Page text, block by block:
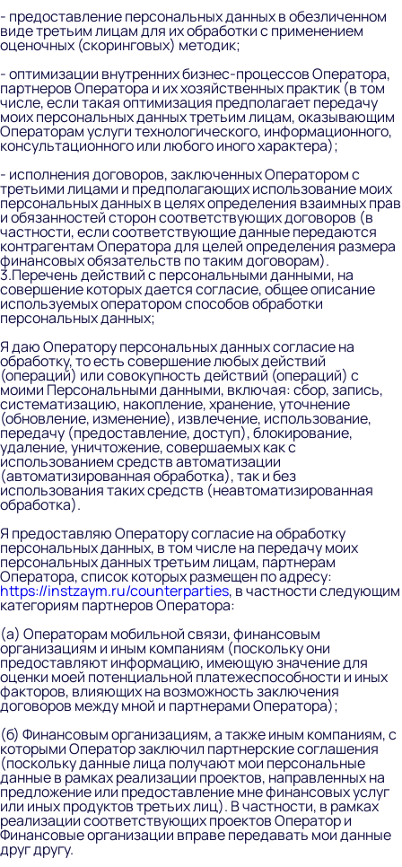
- предоставление персональных данных в обезличенном
виде третьим лицам для их обработки с применением
оценочных (скоринговых) методик;
- оптимизации внутренних бизнес-процессов Оператора,
партнеров Оператора и их хозяйственных практик (в том
числе, если такая оптимизация предполагает передачу
моих персональных данных третьим лицам, оказывающим
Операторам услуги технологического, информационного,
консультационного или любого иного характера);
- исполнения договоров, заключенных Оператором с
третьими лицами и предполагающих использование моих
персональных данных в целях определения взаимных прав
и обязанностей сторон соответствующих договоров (в
частности, если соответствующие данные передаются
контрагентам Оператора для целей определения размера
финансовых обязательств по таким договорам).
3.Перечень действий с персональными данными, на
совершение которых дается согласие, общее описание
используемых оператором способов обработки
персональных данных;
Я даю Оператору персональных данных согласие на
обработку, то есть совершение любых действий
(операций) или совокупность действий (операций) с
моими Персональными данными, включая: сбор, запись,
систематизацию, накопление, хранение, уточнение
(обновление, изменение), извлечение, использование,
передачу (предоставление, доступ), блокирование,
удаление, уничтожение, совершаемых как с
использованием средств автоматизации
(автоматизированная обработка), так и без
использования таких средств (неавтоматизированная
обработка).
Я предоставляю Оператору согласие на обработку
персональных данных, в том числе на передачу моих
персональных данных третьим лицам, партнерам
Оператора, список которых размещен по адресу:
https://instzaym.ru/counterparties, в частности следующим
категориям партнеров Оператора:
(а) Операторам мобильной связи, финансовым
организациям и иным компаниям (поскольку они
предоставляют информацию, имеющую значение для
оценки моей потенциальной платежеспособности и иных
факторов, влияющих на возможность заключения
договоров между мной и партнерами Оператора);
(б) Финансовым организациям, а также иным компаниям, с
которыми Оператор заключил партнерские соглашения
(поскольку данные лица получают мои персональные
данные в рамках реализации проектов, направленных на
предложение или предоставление мне финансовых услуг
или иных продуктов третьих лиц). В частности, в рамках
реализации соответствующих проектов Оператор и
Финансовые организации вправе передавать мои данные
друг другу.